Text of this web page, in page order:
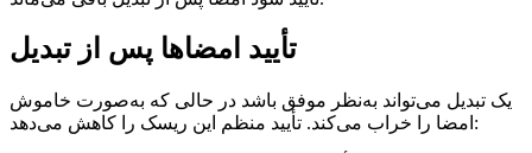
تأیید امضاها پس از تبدیل
یک تبدیل می‌تواند به‌نظر موفق باشد در حالی که به‌صورت خاموش
امضا را خراب می‌کند. تأیید منظم این ریسک را کاهش می‌دهد: